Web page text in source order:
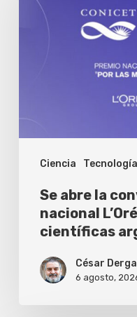
Ciencia Tecnología
convocatoria
UNESCO
para
científicas
argentinas
Se abre la
nacional
científicas
César
6 agosto,